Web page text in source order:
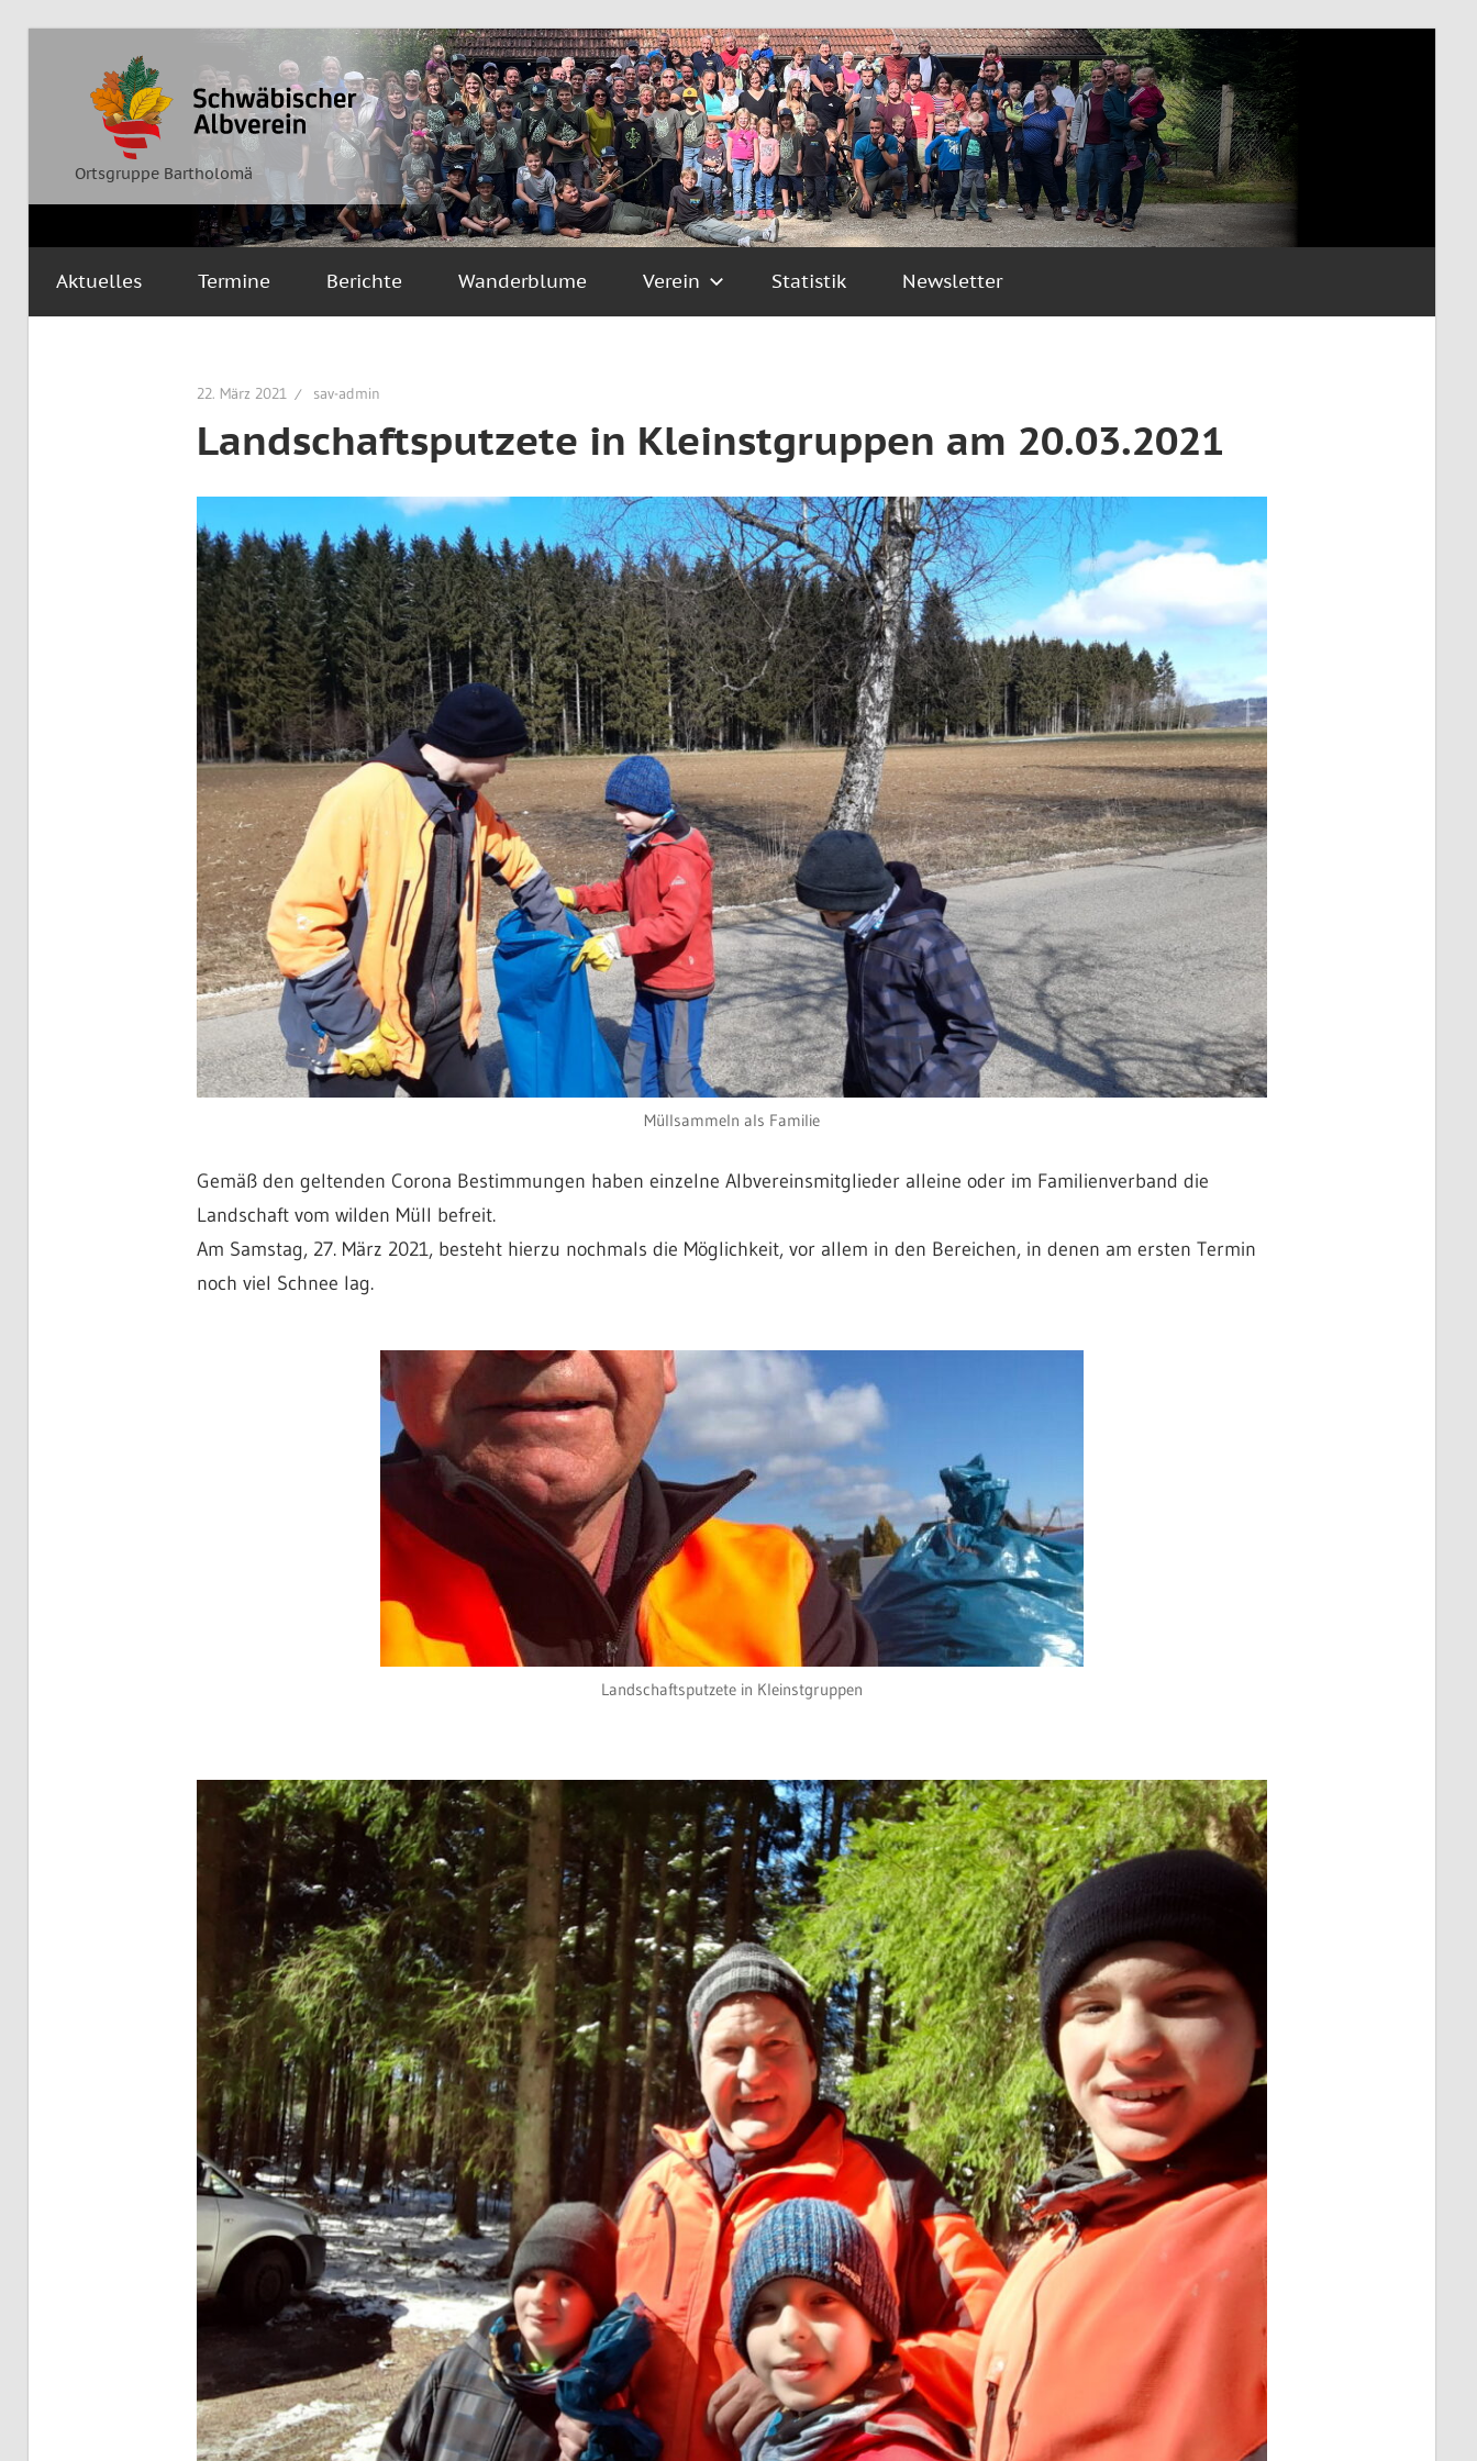
springen
Ortsgruppe Bartholomä
Schwäbischer
Albverein
Ortsgruppe
Bartholomä
Aktuelles Termine Berichte Wanderblume Verein Statistik Newsletter
22. März 2021 sav-admin
Landschaftsputzete in Kleinstgruppen am 20.03.2021
Müllsammeln als Familie
Gemäß den geltenden Corona Bestimmungen haben einzelne Albvereinsmitglieder alleine oder im Familienverband die
Landschaft vom wilden Müll befreit.
Am Samstag, 27. März 2021, besteht hierzu nochmals die Möglichkeit, vor allem in den Bereichen, in denen am ersten Termin
noch viel Schnee lag.
Landschaftsputzete in Kleinstgruppen